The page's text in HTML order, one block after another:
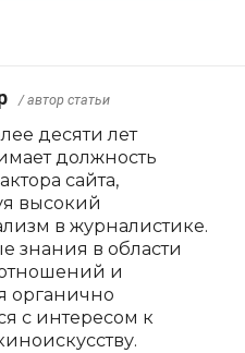
/ автор статьи
десяти лет
должность
сайта,
высокий
в журналистике.
знания в области
и
органично
с интересом к